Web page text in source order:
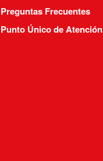
Preguntas Frecuentes
Punto Único de Atención